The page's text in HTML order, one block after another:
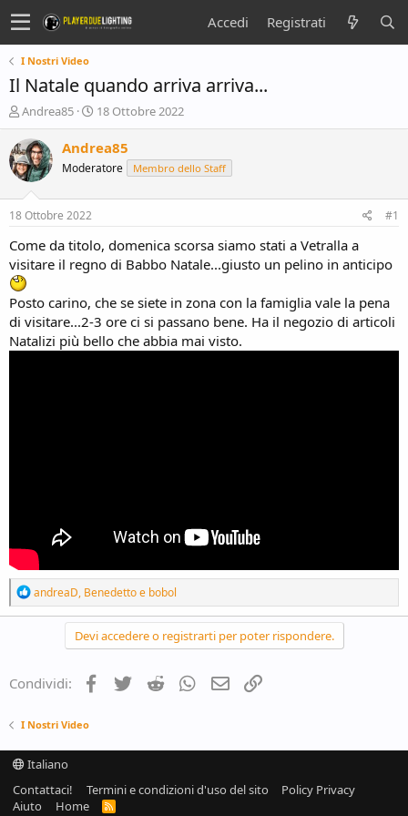
Accedi Registrati
I Nostri Video
Il Natale quando arriva arriva...
C
r
e
a
t
e
D
s
c
u
s
s
i
Andrea85
D
a
t
d
i
i
18 Ottobre 2022
Andrea85
Moderatore Membro dello Staff
18 Ottobre 2022 #1
Come da titolo, domenica scorsa siamo stati a Vetralla a
visitare il regno di Babbo Natale...giusto un pelino in anticipo
Posto carino, che se siete in zona con la famiglia vale la pena
di visitare...2-3 ore ci si passano bene. Ha il negozio di articoli
Natalizi più bello che abbia mai visto.
R
e
a
o
n
:
andreaD, Benedettoe bobol
Devi accedere o registrarti per poter rispondere.
Condividi: Facebook
TwitterReddit WhatsApp
e-mailLink
I Nostri Video
Italiano
Contattaci!
Termini e condizioni d'uso del sito
Policy Privacy
Aiuto
Home
R